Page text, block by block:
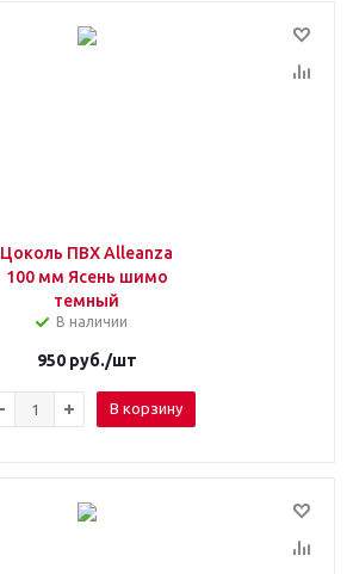
Цоколь ПВХ Alleanza
100 мм Ясень шимо
темный
В наличии
950руб./шт
В корзину